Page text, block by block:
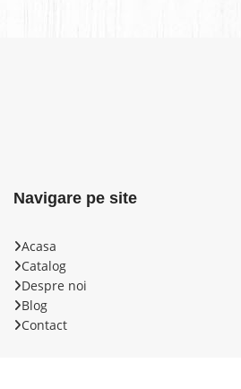
Navigare pe site
Acasa
Catalog
Despre noi
Blog
Contact